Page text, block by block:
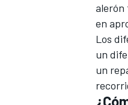
alerón
en
Los
un
un